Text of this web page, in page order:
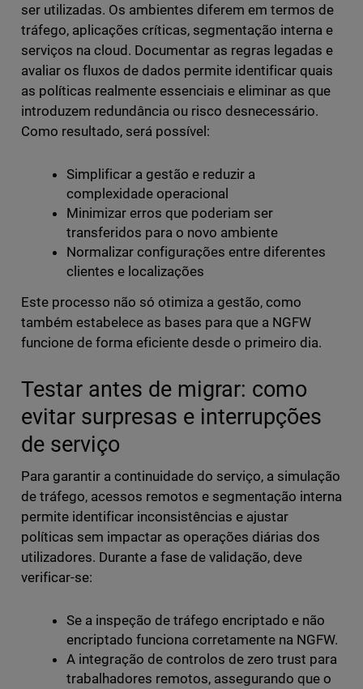
ser utilizadas. Os ambientes diferem em termos de
tráfego, aplicações críticas, segmentação interna e
serviços na cloud. Documentar as regras legadas e
avaliar os fluxos de dados permite identificar quais
as políticas realmente essenciais e eliminar as que
introduzem redundância ou risco desnecessário.
Como resultado, será possível:
Simplificar a gestão e reduzir a
complexidade operacional
Minimizar erros que poderiam ser
transferidos para o novo ambiente
Normalizar configurações entre diferentes
clientes e localizações
Este processo não só otimiza a gestão, como
também estabelece as bases para que a NGFW
funcione de forma eficiente desde o primeiro dia.
Testar antes de migrar: como
evitar surpresas e interrupções
de serviço
Para garantir a continuidade do serviço, a simulação
de tráfego, acessos remotos e segmentação interna
permite identificar inconsistências e ajustar
políticas sem impactar as operações diárias dos
utilizadores. Durante a fase de validação, deve
verificar-se:
Se a inspeção de tráfego encriptado e não
encriptado funciona corretamente na NGFW.
A integração de controlos de zero trust para
trabalhadores remotos, assegurando que o